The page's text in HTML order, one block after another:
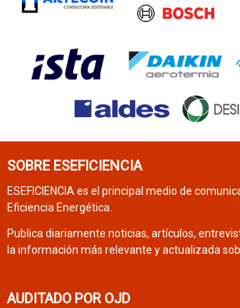
SOBRE ESEFICIENCIA
ESEFICIENCIA es el principal medio de
Eficiencia Energética.
Publica diariamente noticias, artículos,
la información más relevante y actualizada
AUDITADO POR OJD